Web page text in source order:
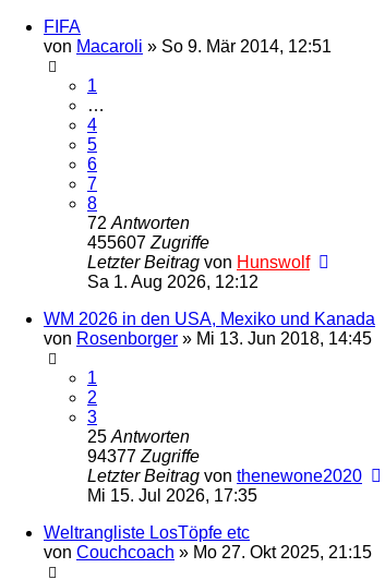
FIFA
von Macaroli » So 9. Mär 2014, 12:51
1
…
4
5
6
7
8
72 Antworten
455607 Zugriffe
Letzter Beitrag von Hunswolf
Sa 1. Aug 2026, 12:12
WM 2026 in den USA, Mexiko und Kanada
von Rosenborger » Mi 13. Jun 2018, 14:45
1
2
3
25 Antworten
94377 Zugriffe
Letzter Beitrag von thenewone2020
Mi 15. Jul 2026, 17:35
Weltrangliste LosTöpfe etc
von Couchcoach » Mo 27. Okt 2025, 21:15